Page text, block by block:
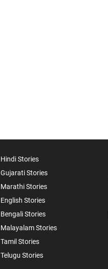
Hindi Stories
Gujarati Stories
Marathi Stories
English Stories
Bengali Stories
Malayalam Stories
Tamil Stories
Telugu Stories